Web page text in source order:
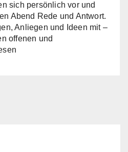
sich persönlich vor und
Abend Rede und Antwort.
Anliegen und Ideen mit –
offenen und